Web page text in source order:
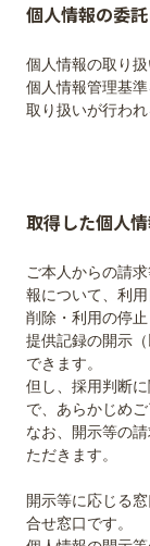
個人情報の委
個⼈情報の取り
個⼈情報管理基
取得した個⼈
ご本⼈からの請
報について、利
削除・利⽤の停
提供記録の開⽰
できます。
但し、採用判断
で、あらかじめご
なお、開示等の
ただきます。
開⽰等に応じる
合せ窓口です。